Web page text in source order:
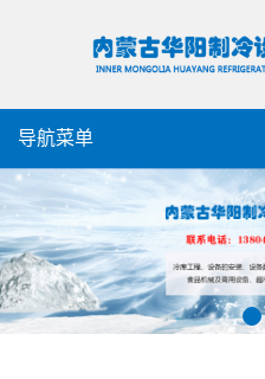
导航菜单